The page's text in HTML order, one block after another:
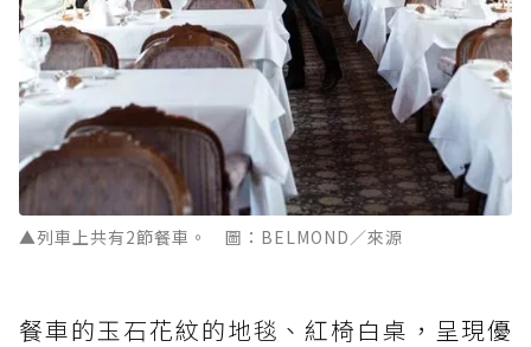
▲列車上共有2節餐車。 圖：BELMOND／來源
餐車的玉石花紋的地毯、紅椅白桌，呈現優